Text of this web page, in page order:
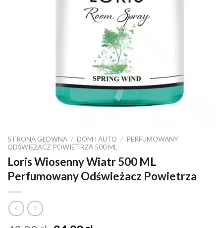
STRONA GŁÓWNA / DOM I AUTO / PERFUMOWANY
ODŚWIEŻACZ POWIETRZA 500 ML
Loris Wiosenny Wiatr 500 ML
Perfumowany Odświeżacz Powietrza